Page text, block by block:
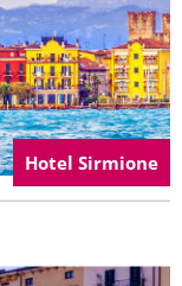
Hotel Sirmione